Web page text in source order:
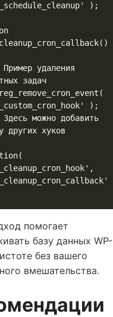
);
задач
);
других хуков
помогает
базу данных WP-
без вашего
вмешательства.